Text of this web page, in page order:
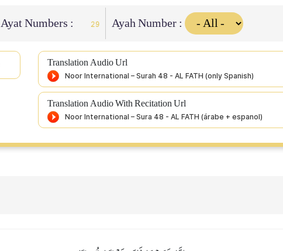
Ayat Numbers : 29 Ayah Number :
Translation Audio Url
Translation Audio With Recitation Url